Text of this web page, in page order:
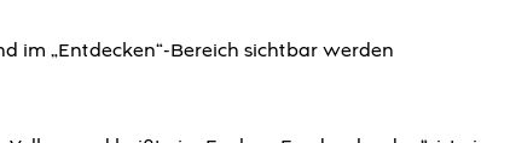
im „Entdecken“-Bereich sichtbar werden